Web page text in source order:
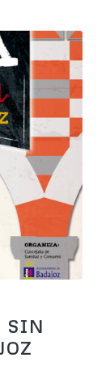
SIN